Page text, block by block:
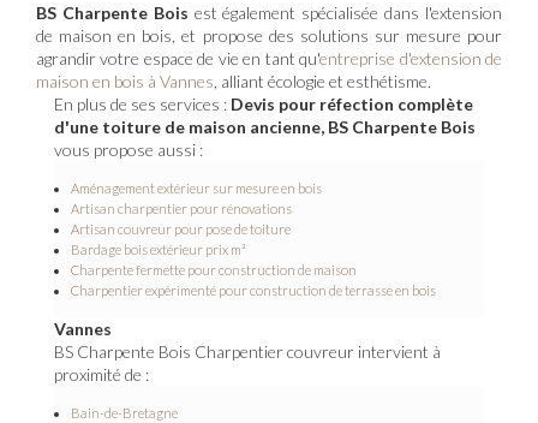
BS Charpente Bois est également spécialisée dans l'extension
de maison en bois, et propose des solutions sur mesure pour
agrandir votre espace de vie en tant qu'entreprise d'extension de
maison en bois à Vannes , alliant écologie et esthétisme.
En plus de ses services : Devis pour réfection complète
d'une toiture de maison ancienne, BS Charpente Bois
vous propose aussi :
Aménagement extérieur sur mesure en bois
Artisan charpentier pour rénovations
Artisan couvreur pour pose de toiture
Bardage bois extérieur prix m²
Charpente fermette pour construction de maison
Charpentier expérimenté pour construction de terrasse en bois
Vannes
BS Charpente Bois Charpentier couvreur intervient à
proximité de :
Bain-de-Bretagne